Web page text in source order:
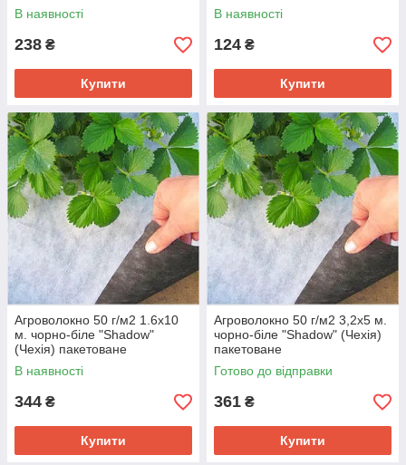
В наявності
238 ₴
Купити
В наявності
124 ₴
Купити
Агроволокно 50 г/м2 1.6х10
м. чорно-біле "Shadow"
(Чехія) пакетоване
В наявності
344 ₴
Купити
Агроволокно 50 г/м2 3,2х5 м.
чорно-біле "Shadow" (Чехія)
пакетоване
Готово до відправки
361 ₴
Купити